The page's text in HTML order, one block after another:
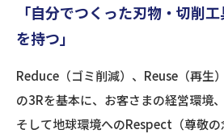
「自分でつくった刃物・切削
を持つ」
Reduce（ゴミ削減）、Reuse（再生
の3Rを基本に、お客さまの経営環境、
そして地球環境へのRespect（尊敬